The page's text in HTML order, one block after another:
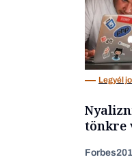
Legyél
tönkre
Forbes